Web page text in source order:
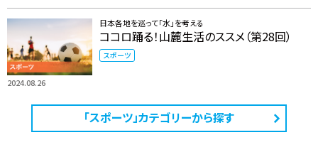
2024.08.26
日本各地を巡って「水」を考える
ココロ踊る！山麓生活のススメ（第28回）
スポーツ
「スポーツ」カテゴリーから探す